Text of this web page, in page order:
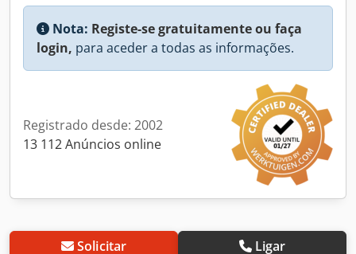
Nota: Registe-se gratuitamente ou faça
login, para aceder a todas as informações.
Registrado desde: 2002
13 112 Anúncios online
Solicitar Ligar